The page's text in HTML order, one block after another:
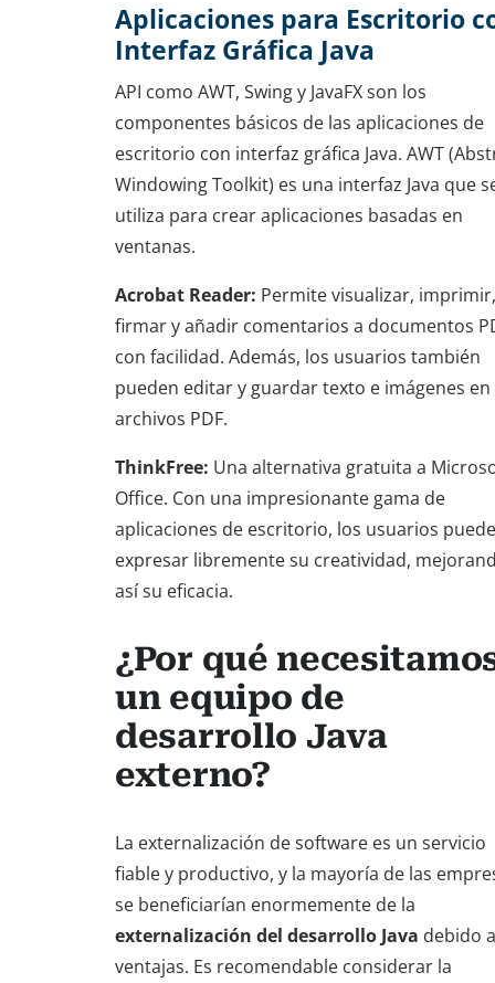
Aplicaciones para Escritorio
Interfaz Gráfica Java
API como AWT, Swing y JavaFX son los
componentes básicos de las aplicaciones de
escritorio con interfaz gráfica Java. AWT
Windowing Toolkit) es una interfaz Java que
utiliza para crear aplicaciones basadas en
ventanas.
Acrobat Reader: Permite visualizar, imprimir,
firmar y añadir comentarios a documentos
con facilidad. Además, los usuarios también
pueden editar y guardar texto e imágenes en
archivos PDF.
ThinkFree: Una alternativa gratuita a
Office. Con una impresionante gama de
aplicaciones de escritorio, los usuarios
expresar libremente su creatividad,
así su eficacia.
¿Por qué
un equipo de
desarrollo Java
externo?
La externalización de software es un servicio
fiable y productivo, y la mayoría de las
se beneficiarían enormemente de la
externalización del desarrollo Java debido
ventajas. Es recomendable considerar la